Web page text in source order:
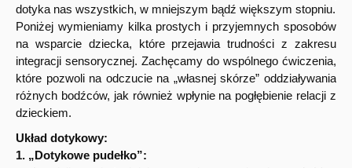
dotyka nas wszystkich, w mniejszym bądź większym stopniu.
Poniżej wymieniamy kilka prostych i przyjemnych sposobów
na wsparcie dziecka, które przejawia trudności z zakresu
integracji sensorycznej. Zachęcamy do wspólnego ćwiczenia,
które pozwoli na odczucie na „własnej skórze” oddziaływania
różnych bodźców, jak również wpłynie na pogłębienie relacji z
dzieckiem.
Układ dotykowy:
1. „Dotykowe pudełko”: